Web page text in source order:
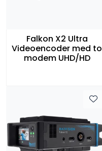
Falkon X2 Ultra
Videoencoder med to
modem UHD/HD